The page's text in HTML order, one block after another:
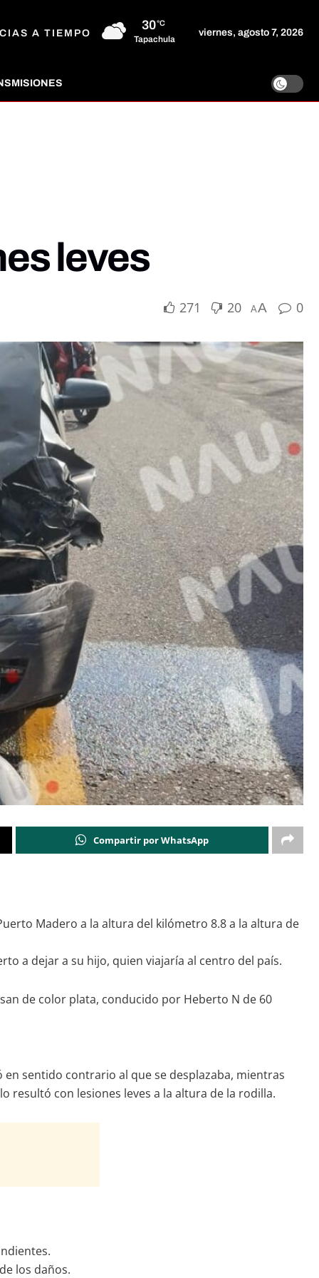
A TIEMPO
30°C
Tapachula
viernes, agosto 7, 2026
leves
271 20 AA 0
Compartir por WhatsApp
Madero a la altura del kilómetro 8.8 a la altura de
a dejar a su hijo, quien viajaría al centro del país.
de color plata, conducido por Heberto N de 60
sentido contrario al que se desplazaba, mientras
resultó con lesiones leves a la altura de la rodilla.
los daños.